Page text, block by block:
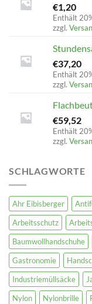
€1,20
Enthält
zzgl.
€37,20
Enthält
zzgl.
€59,52
Enthält
zzgl.
SCHLAGWORTE
Ahr Eibisberger
Arbeitsschutz
Baumwollhandschuhe
Gastronomie
Industriemüllsäcke
Nylon
Nylonbrille